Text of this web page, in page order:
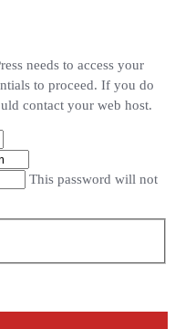
needs to access your
to proceed. If you do
contact your web host.
This password will not